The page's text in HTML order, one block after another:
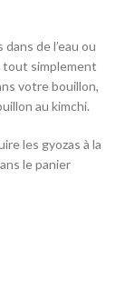
de l’eau ou
tout simplement
votre bouillon,
au kimchi.
les gyozas à la
le panier